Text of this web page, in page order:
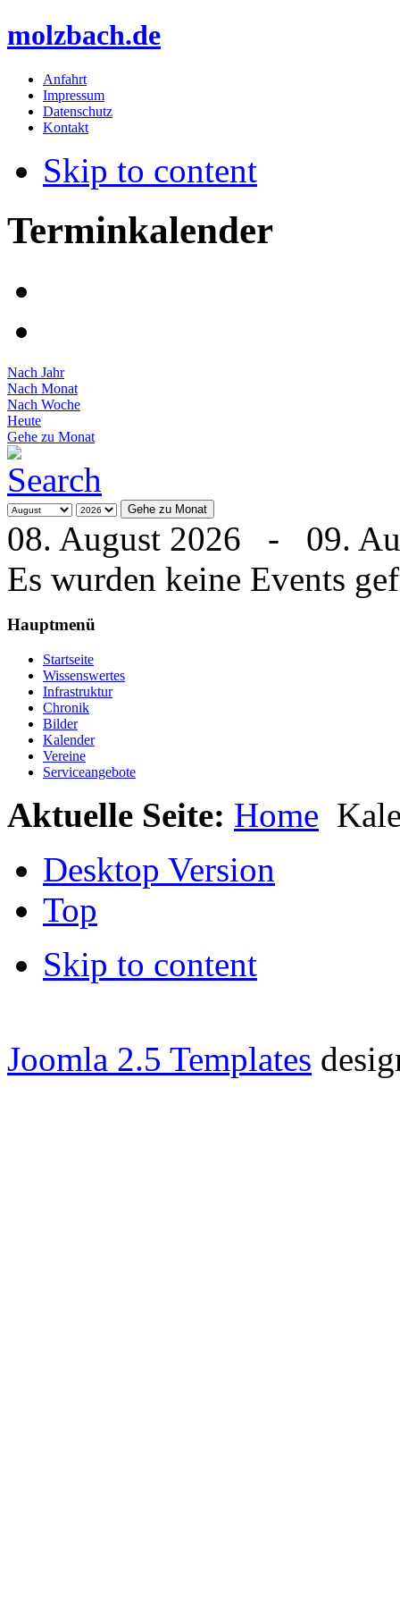
molzbach.de
Anfahrt
Impressum
Datenschutz
Kontakt
Skip to content
Terminkalender
Nach Jahr
Nach Monat
Nach Woche
Heute
Gehe zu Monat
Gehe zu Monat
08. August 2026 - 09.
Es wurden keine Events
Hauptmenü
Startseite
Wissenswertes
Infrastruktur
Chronik
Bilder
Kalender
Vereine
Serviceangebote
Aktuelle Seite: Home
Desktop Version
Top
Skip to content
Joomla 2.5 Templates